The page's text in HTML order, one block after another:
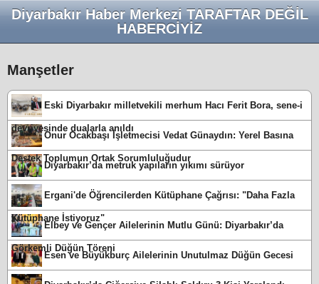
Diyarbakır Haber Merkezi TARAFTAR DEĞİL
HABERCİYİZ
Manşetler
Eski Diyarbakır milletvekili merhum Hacı Ferit Bora, sene-i
devriyesinde dualarla anıldı
Onur Ocakbaşı İşletmecisi Vedat Günaydın: Yerel Basına
Destek Toplumun Ortak Sorumluluğudur
Diyarbakır’da metruk yapıların yıkımı sürüyor
Ergani'de Öğrencilerden Kütüphane Çağrısı: "Daha Fazla
Kütüphane İstiyoruz"
Elbey ve Gençer Ailelerinin Mutlu Günü: Diyarbakır’da
Görkemli Düğün Töreni
Esen ve Büyükburç Ailelerinin Unutulmaz Düğün Gecesi